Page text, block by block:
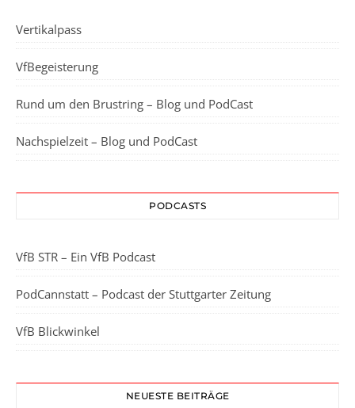
Vertikalpass
VfBegeisterung
Rund um den Brustring – Blog und PodCast
Nachspielzeit – Blog und PodCast
PODCASTS
VfB STR – Ein VfB Podcast
PodCannstatt – Podcast der Stuttgarter Zeitung
VfB Blickwinkel
NEUESTE BEITRÄGE